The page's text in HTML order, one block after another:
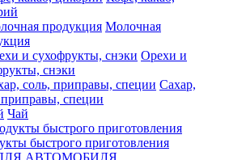
Молочная
Орехи и
снэки
Сахар,
приправы, специи
Чай
быстрого приготовления
АВТОМОБИЛЯ